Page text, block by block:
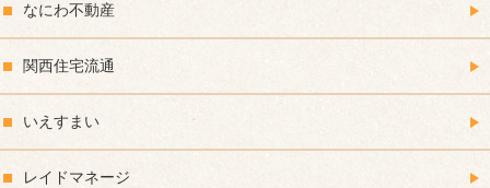
なにわ不動産
関西住宅流通
いえすまい
レイドマネージ